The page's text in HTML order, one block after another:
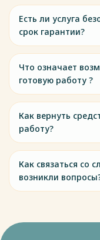
Есть ли услуга
срок гарантии?
Что означает
готовую работу ?
Как вернуть
работу?
Как связаться со
возникли